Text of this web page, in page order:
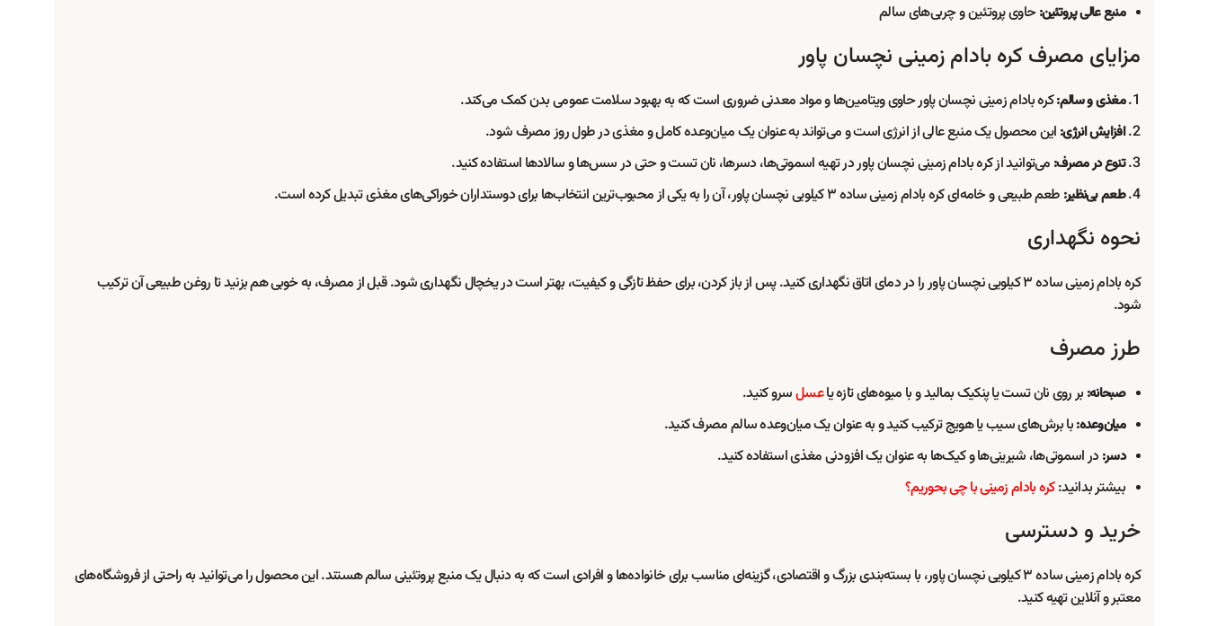
منبع عالی پروتئین:حاوی پروتئین و چربی‌های سالم
مزایای مصرف کره بادام زمینی نچسان پاور
مغذی و سالم:کره بادام زمینی نچسان پاور حاوی ویتامین‌ها و مواد معدنی ضروری است که به بهبود سلامت عمومی بدن کمک می‌کند.
افزایش انرژی: این محصول یک منبع عالی از انرژی است و می‌تواند به عنوان یک میان‌وعده کامل و مغذی در طول روز مصرف شود.
تنوع در مصرف: می‌توانید از کره بادام زمینی نچسان پاور در تهیه اسموتی‌ها، دسرها، نان تست و حتی در سس‌ها و سالادها استفاده کنید.
طعم بی‌نظیر: طعم طبیعی و خامه‌ای کره بادام زمینی ساده ۳ کیلویی نچسان پاور، آن را به یکی از محبوب‌ترین انتخاب‌ها برای دوستداران خوراکی‌های مغذی تبدیل کرده است.
نحوه نگهداری
کره بادام زمینی ساده ۳ کیلویی نچسان پاور را در دمای اتاق نگهداری کنید. پس از باز کردن، برای حفظ تازگی و کیفیت، بهتر است در یخچال نگهداری شود. قبل از مصرف، به خوبی هم بزنید تا روغن طبیعی آن ترکیب
شود.
طرز مصرف
صبحانه: بر روی نان تست یا پنکیک بمالید و با میوه‌های تازه یاعسلسرو کنید.
میان‌وعده:با برش‌های سیب یا هویج ترکیب کنید و به عنوان یک میان‌وعده سالم مصرف کنید.
دسر: در اسموتی‌ها، شیرینی‌ها و کیک‌ها به عنوان یک افزودنی مغذی استفاده کنید.
بیشتر بدانید:کره بادام زمینی با چی بحوریم؟
خرید و دسترسی
کره بادام زمینی ساده ۳ کیلویی نچسان پاور، با بسته‌بندی بزرگ و اقتصادی، گزینه‌ای مناسب برای خانواده‌ها و افرادی است که به دنبال یک منبع پروتئینی سالم هستند. این محصول را می‌توانید به راحتی از فروشگاه‌های
معتبر و آنلاین تهیه کنید.